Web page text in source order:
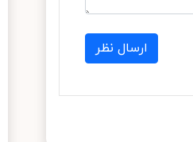
ارسال نظر